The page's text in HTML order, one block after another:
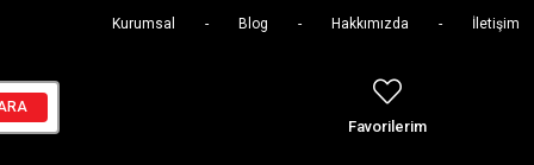
Kurumsal Blog Hakkımızda İletişim
Favorilerim